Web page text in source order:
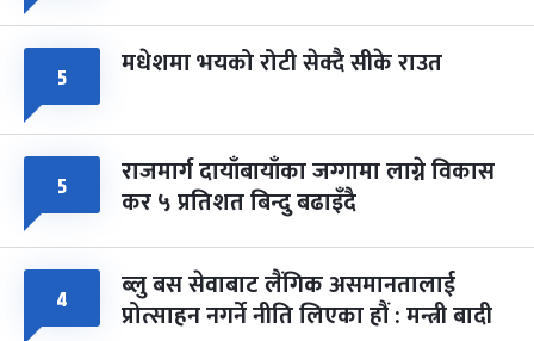
५ मधेशमा भयको रोटी सेक्दै सीके राउत
५ राजमार्ग दायाँबायाँका जग्गामा लाग्ने विकास
कर ५ प्रतिशत बिन्दु बढाइँदै
४ ब्लु बस सेवाबाट लैंगिक असमानतालाई
प्रोत्साहन नगर्ने नीति लिएका हौं : मन्त्री बादी